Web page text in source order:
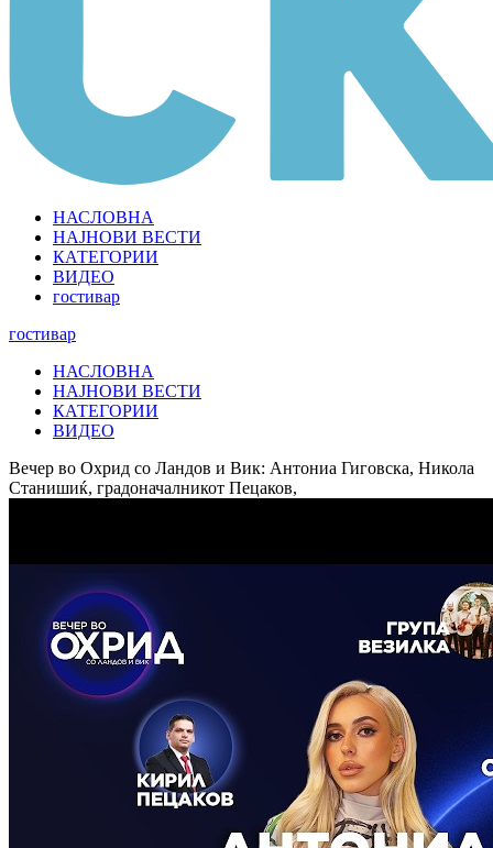
НАСЛОВНА
НАЈНОВИ ВЕСТИ
КАТЕГОРИИ
ВИДЕО
гостивар
гостивар
НАСЛОВНА
НАЈНОВИ ВЕСТИ
КАТЕГОРИИ
ВИДЕО
Вечер во Охрид со Ландов и Вик: Антониа Гиговска, Никола
Станишиќ, градоначалникот Пецаков,